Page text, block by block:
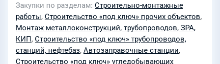
№01\200032 (ремонт крылец,
колодцев, отмостки), «Здание ОФ
(Погрузочные бункера) 5016.4м2»
инв. №01\000243 (усиление
Закупки по разделам Строительно-монтажные
работы, Строительство «под ключ» прочих объектов,
Монтаж металлоконструкций, трубопроводов, ЗРА,
КИП, Строительство «под ключ» трубопроводов,
станций, нефтебаз, Автозаправочные станции,
Строительство «под ключ» угледобывающих